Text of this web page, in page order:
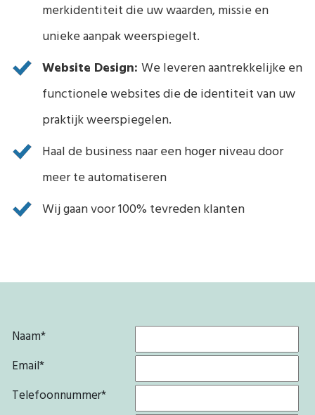
merkidentiteit die uw waarden, missie en
unieke aanpak weerspiegelt.
Website Design: We leveren aantrekkelijke en
functionele websites die de identiteit van uw
praktijk weerspiegelen.
Haal de business naar een hoger niveau door
meer te automatiseren
Wij gaan voor 100% tevreden klanten
Naam*
Email*
Telefoonnummer*